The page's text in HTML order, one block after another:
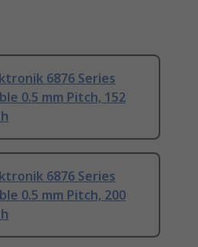
6876 Series
0.5 mm Pitch, 152
6876 Series
0.5 mm Pitch, 200